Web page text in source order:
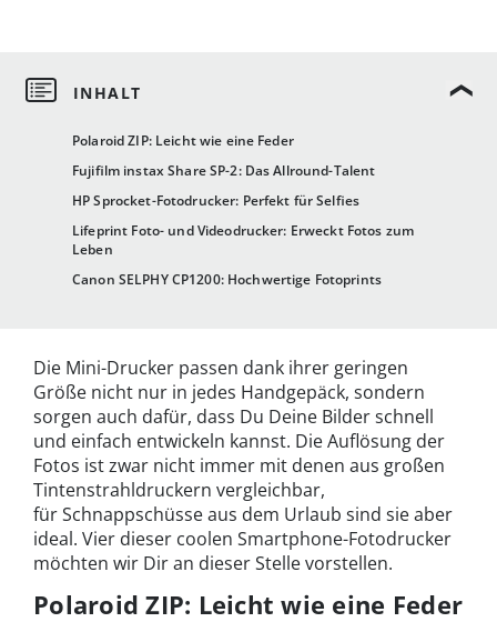
Polaroid ZIP: Leicht wie eine Feder
Fujifilm instax Share SP-2: Das Allround-Talent
HP Sprocket-Fotodrucker: Perfekt für Selfies
Lifeprint Foto- und Videodrucker: Erweckt Fotos zum
Leben
Canon SELPHY CP1200: Hochwertige Fotoprints
Die Mini-Drucker passen dank ihrer geringen
Größe nicht nur in jedes Handgepäck, sondern
sorgen auch dafür, dass Du Deine Bilder schnell
und einfach entwickeln kannst. Die Auflösung der
Fotos ist zwar nicht immer mit denen aus großen
Tintenstrahldruckern vergleichbar,
für Schnappschüsse aus dem Urlaub sind sie aber
ideal. Vier dieser coolen Smartphone-Fotodrucker
möchten wir Dir an dieser Stelle vorstellen.
Polaroid ZIP: Leicht wie eine Feder